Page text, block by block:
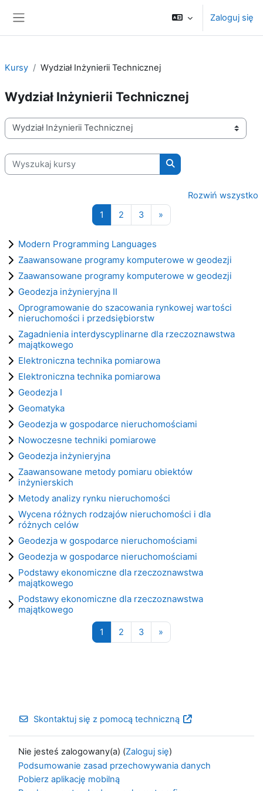
Zaloguj się
Kursy Wydział Inżynierii Technicznej
Wydział Inżynierii Technicznej
Kategorie kursów
Wyszukaj kursy
Wyszukaj kursy
Rozwiń wszystko
1 Strona 1
2 Strona 2
3Strona 3
»
Modern Programming Languages
Zaawansowane programy komputerowe w geodezji
Zaawansowane programy komputerowe w geodezji
Geodezja inżynieryjna II
Oprogramowanie do szacowania rynkowej wartości
nieruchomości i przedsiębiorstw
Zagadnienia interdyscyplinarne dla rzeczoznawstwa
majątkowego
Elektroniczna technika pomiarowa
Elektroniczna technika pomiarowa
Geodezja I
Geomatyka
Geodezja w gospodarce nieruchomościami
Nowoczesne techniki pomiarowe
Geodezja inżynieryjna
Zaawansowane metody pomiaru obiektów
inżynierskich
Metody analizy rynku nieruchomości
Wycena różnych rodzajów nieruchomości i dla
różnych celów
Geodezja w gospodarce nieruchomościami
Geodezja w gospodarce nieruchomościami
Podstawy ekonomiczne dla rzeczoznawstwa
majątkowego
Podstawy ekonomiczne dla rzeczoznawstwa
majątkowego
1 Strona 1
2 Strona 2
3Strona 3
»
Skontaktuj się z pomocą techniczną
Nie jesteś zalogowany(a) (Zaloguj się)
Podsumowanie zasad przechowywania danych
Pobierz aplikację mobilną